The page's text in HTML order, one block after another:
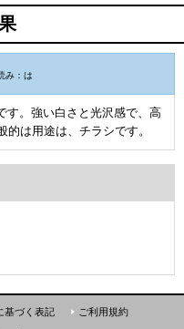
み：は
す。強い白さと光沢感で、高
は用途は、チラシです。
基づく表記
ご利用規約